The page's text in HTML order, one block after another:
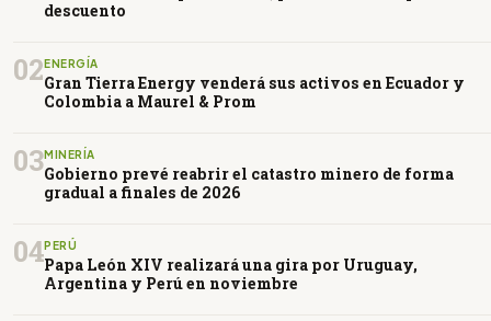
descuento
02ENERGÍA
Gran Tierra Energy venderá sus activos en Ecuador y
Colombia a Maurel & Prom
03MINERÍA
Gobierno prevé reabrir el catastro minero de forma
gradual a finales de 2026
04PERÚ
Papa León XIV realizará una gira por Uruguay,
Argentina y Perú en noviembre